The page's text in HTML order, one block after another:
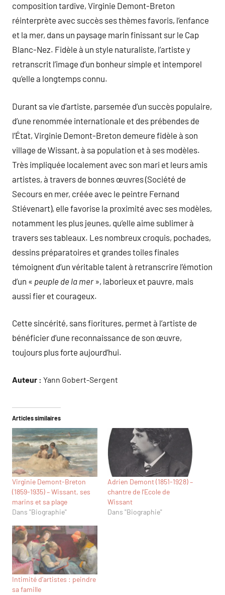
composition tardive, Virginie Demont-Breton
réinterprète avec succès ses thèmes favoris, l’enfance
et la mer, dans un paysage marin finissant sur le Cap
Blanc-Nez. Fidèle à un style naturaliste, l’artiste y
retranscrit l’image d’un bonheur simple et intemporel
qu’elle a longtemps connu.
Durant sa vie d’artiste, parsemée d’un succès populaire,
d’une renommée internationale et des prébendes de
l’État, Virginie Demont-Breton demeure fidèle à son
village de Wissant, à sa population et à ses modèles.
Très impliquée localement avec son mari et leurs amis
artistes, à travers de bonnes œuvres (Société de
Secours en mer, créée avec le peintre Fernand
Stiévenart), elle favorise la proximité avec ses modèles,
notamment les plus jeunes, qu’elle aime sublimer à
travers ses tableaux. Les nombreux croquis, pochades,
dessins préparatoires et grandes toiles finales
témoignent d’un véritable talent à retranscrire l’émotion
d’un « peuple de la mer», laborieux et pauvre, mais
aussi fier et courageux.
Cette sincérité, sans fioritures, permet à l’artiste de
bénéficier d’une reconnaissance de son œuvre,
toujours plus forte aujourd’hui.
Auteur : Yann Gobert-Sergent
Articles similaires
Virginie Demont-Breton
(1859-1935) – Wissant, ses
marins et sa plage
Dans "Biographie"
Adrien Demont (1851-1928) –
chantre de l’Ecole de
Wissant
Dans "Biographie"
Intimité d’artistes : peindre
sa famille